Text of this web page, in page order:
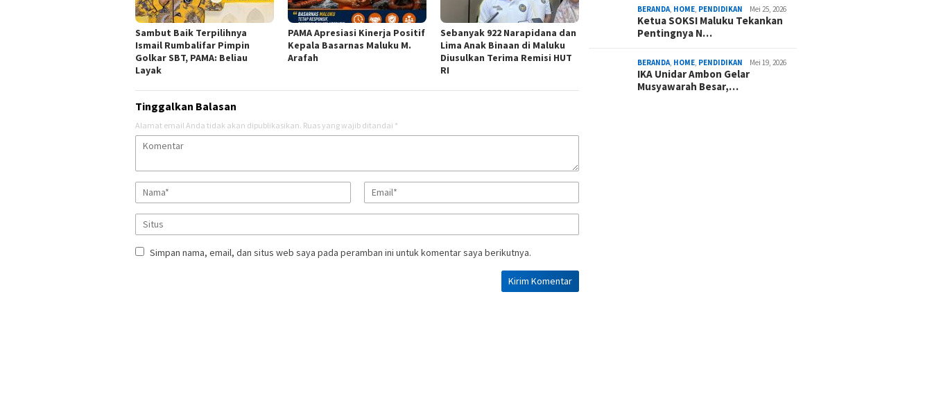
Sambut Baik Terpilihnya
Ismail Rumbalifar Pimpin
Golkar SBT, PAMA: Beliau
Layak
PAMA Apresiasi Kinerja Positif
Kepala Basarnas Maluku M.
Arafah
Sebanyak 922 Narapidana dan
Lima Anak Binaan di Maluku
Diusulkan Terima Remisi HUT
RI
Tinggalkan Balasan
Alamat email Anda tidak akan dipublikasikan. Ruas yang wajib ditandai *
Simpan nama, email, dan situs web saya pada peramban ini untuk komentar saya berikutnya.
BERANDA HOME PENDIDIKAN Mei 25, 2026
Ketua SOKSI Maluku Tekankan
Pentingnya N…
BERANDA HOME PENDIDIKAN Mei 19, 2026
IKA Unidar Ambon Gelar
Musyawarah Besar,…